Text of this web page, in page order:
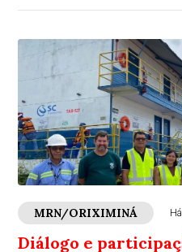
MRN/ORIXIMINÁ
Diálogo e